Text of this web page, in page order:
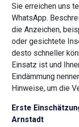
Sie erreichen uns
WhatsApp.
die Anzeichen,
oder gesichtete
desto schneller
Einsatz ist und
Eindämmung
Hinweise, um die
Erste
Arnstadt